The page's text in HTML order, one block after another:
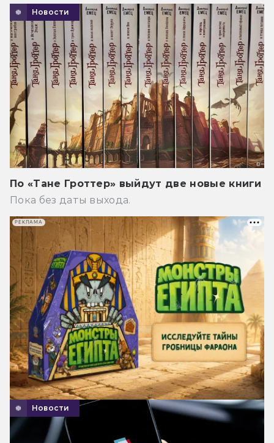
Новости
По «Тане Гроттер» выйдут две новые книги
Пока без даты выхода.
Новости
РЕКЛАМА